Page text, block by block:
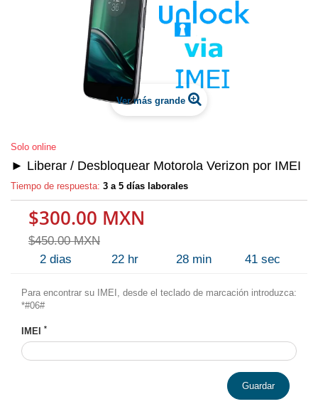
Ver más grande
Solo online
► Liberar / Desbloquear Motorola Verizon por IMEI
Tiempo de respuesta: 3 a 5 días laborales
$300.00 MXN
$450.00 MXN
2 dias 22 hr 28 min 41 sec
Para encontrar su IMEI, desde el teclado de marcación introduzca:
*#06#
IMEI *
Guardar